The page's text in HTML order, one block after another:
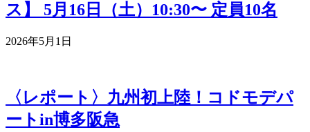
ス】 5月16日（土）10:30〜 定員10名
2026年5月1日
〈レポート〉九州初上陸！コドモデパ
ートin博多阪急